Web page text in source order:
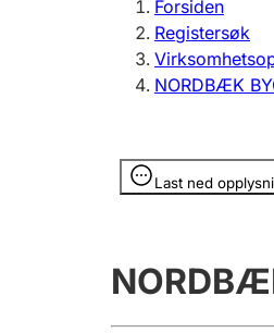
Registrere,
Forsiden
Registersøk
NORDBÆK
Last ned
Opplysninger er